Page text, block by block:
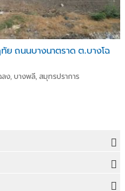
ย ถนนบางนาตราด ต.บางโฉ
ง, บางพลี, สมุทรปราการ